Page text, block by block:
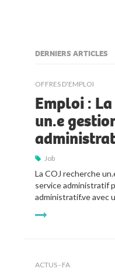
DERNIERS ARTICLES
OFFRES D'EMPLOI
Emploi :
un.e
Job
La COJ recherche
service administratif
administratif.ve avec
ACTUS - FA